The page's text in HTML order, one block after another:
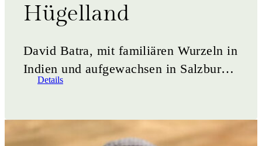
Hügelland
David Batra, mit familiären Wurzeln in
Indien und aufgewachsen in Salzburg,
bringt eine einzigartige Verbindung
westlichem&hellip;
Details